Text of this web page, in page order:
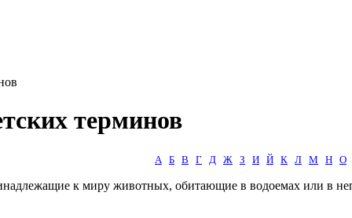
терминов
А Б В Г Д Ж З И Й К Л М Н О
к миру животных, обитающие в водоемах или в